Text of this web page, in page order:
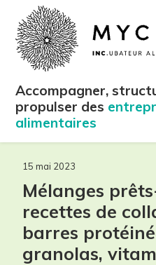
Accompagner,
propulser des
alimentaires
15 mai 2023
Mélanges
recettes de
barres
granolas,